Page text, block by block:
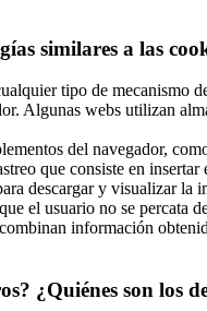
similares a las
tipo de mecanismo
Algunas webs utilizan
del navegador,
que consiste en
descargar y visualizar
el usuario no se percata
información
¿Quiénes son los